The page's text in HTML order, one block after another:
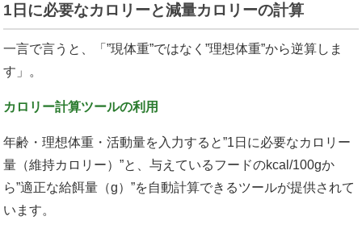
1日に必要なカロリーと減量カロリーの計算
一言で言うと、「”現体重”ではなく”理想体重”から逆算しま
す」。
カロリー計算ツールの利用
年齢・理想体重・活動量を入力すると”1日に必要なカロリー
量（維持カロリー）”と、与えているフードのkcal/100gか
ら”適正な給餌量（g）”を自動計算できるツールが提供されて
います。